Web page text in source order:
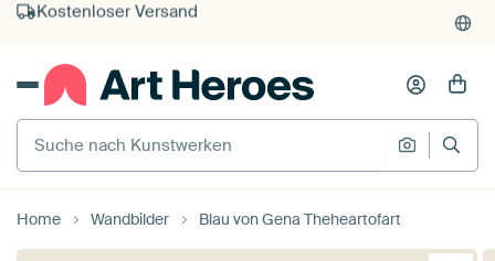
Kauf auf Rechnung
Individueller Druck auf Bestellung
Suche nach Kunstwerken
Suche
Home Wandbilder Blau von Gena Theheartofart